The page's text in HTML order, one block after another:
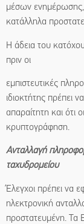
μέσων ενημέρωσης,
κατάλληλα
Η άδεια του
πριν οι
εμπιστευτικές
ιδιοκτήτης πρέπει
απαραίτητη και ότι
κρυπτογράφηση.
Ανταλλαγή
ταχυδρομείου
Έλεγχοι πρέπει να
ηλεκτρονική
προστατευμένη. Τα